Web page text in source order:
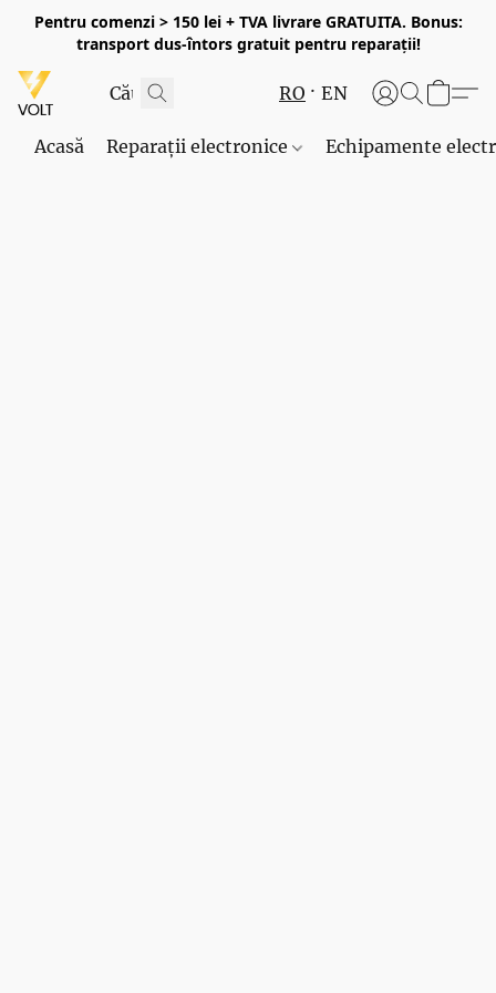
Pentru comenzi > 150 lei + TVA livrare GRATUITA. Bonus:
transport dus-întors gratuit pentru reparații!
RO EN
Acasă Reparații electronice Echipamente